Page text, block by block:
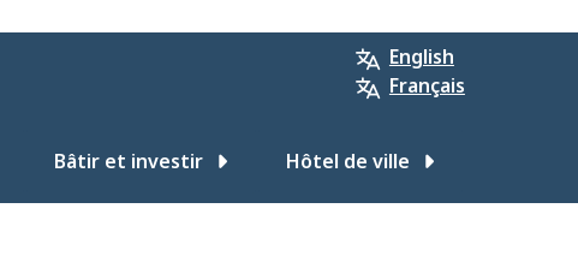
English
Français
Bâtir et investir Hôtel de ville